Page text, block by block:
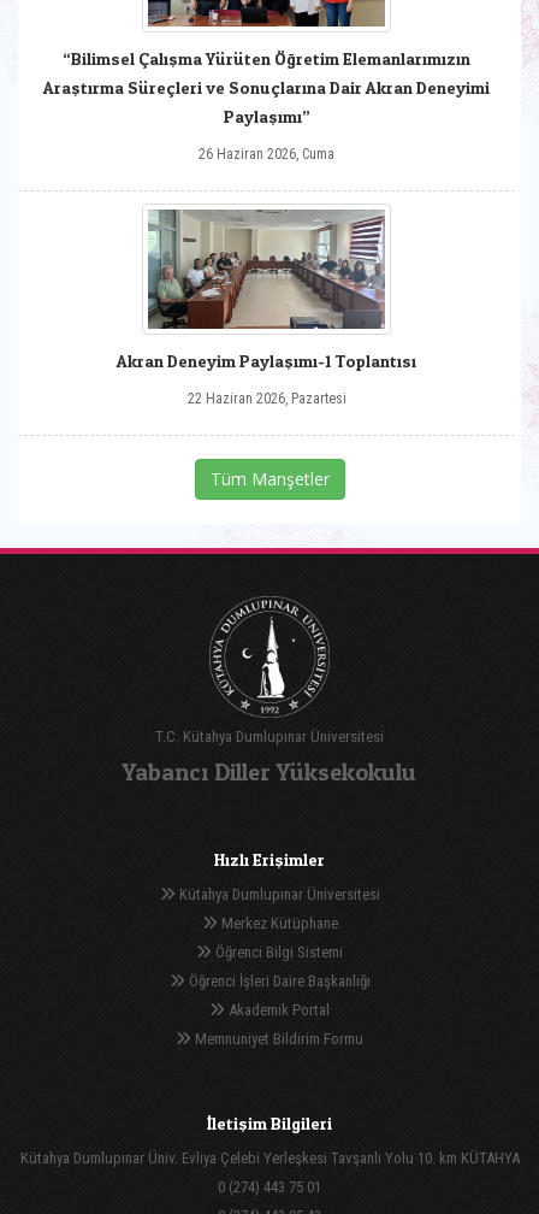
“Bilimsel Çalışma Yürüten Öğretim Elemanlarımızın
Araştırma Süreçleri ve Sonuçlarına Dair Akran Deneyimi
Paylaşımı”
26 Haziran 2026, Cuma
Akran Deneyim Paylaşımı-1 Toplantısı
22 Haziran 2026, Pazartesi
Tüm Manşetler
T.C. Kütahya Dumlupınar Üniversitesi
Yabancı Diller Yüksekokulu
Hızlı Erişimler
Kütahya Dumlupınar Üniversitesi
Merkez Kütüphane
Öğrenci Bilgi Sistemi
Öğrenci İşleri Daire Başkanlığı
Akademik Portal
Memnuniyet Bildirim Formu
İletişim Bilgileri
Kütahya Dumlupınar Üniv. Evliya Çelebi Yerleşkesi Tavşanlı Yolu 10. km KÜTAHYA
0 (274) 443 75 01